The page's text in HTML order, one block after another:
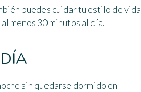
puedes cuidar tu estilo de vida
menos 30 minutos al día.
sin quedarse dormido en